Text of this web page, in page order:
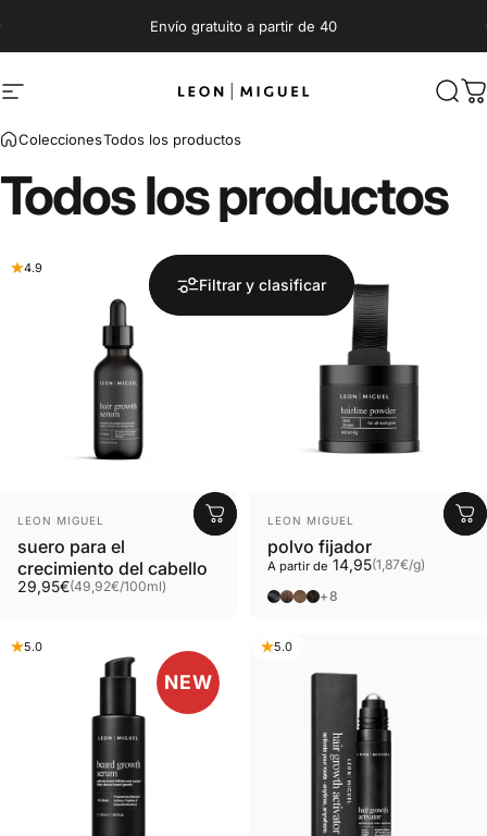
Envío gratuito a partir de 40
Navegación por la páginaLEON MIGUEL
ColeccionesTodos los productos
Todoslosproductos
Filtrar y clasificar
4.9
Proveedor:
LEON MIGUEL
suero para el
crecimiento del cabello
29,95€
Precio base
(49,92€/
por 100ml)
Proveedor:
LEON MIGUEL
polvo fijador
A partir de 14,95
Precio base (1,87€/
por g)
Negro
Marrón
Marrón claro
Marrón oscuro
+8
NEW
5.0 5.0